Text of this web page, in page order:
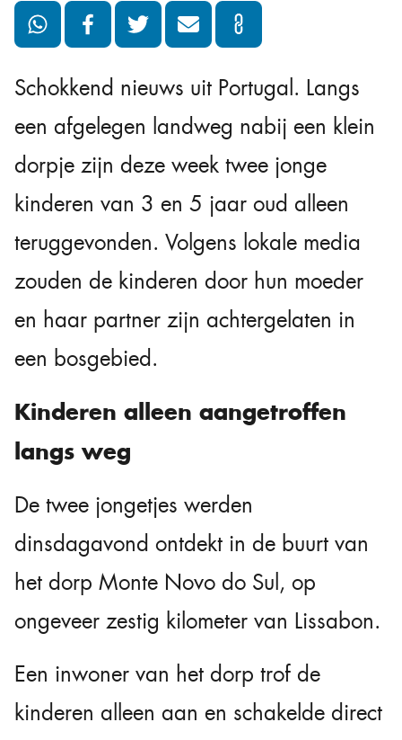
Schokkend nieuws uit Portugal. Langs
een afgelegen landweg nabij een klein
dorpje zijn deze week twee jonge
kinderen van 3 en 5 jaar oud alleen
teruggevonden. Volgens lokale media
zouden de kinderen door hun moeder
en haar partner zijn achtergelaten in
een bosgebied.
Kinderen alleen aangetroffen
langs weg
De twee jongetjes werden
dinsdagavond ontdekt in de buurt van
het dorp Monte Novo do Sul, op
ongeveer zestig kilometer van Lissabon.
Een inwoner van het dorp trof de
kinderen alleen aan en schakelde direct